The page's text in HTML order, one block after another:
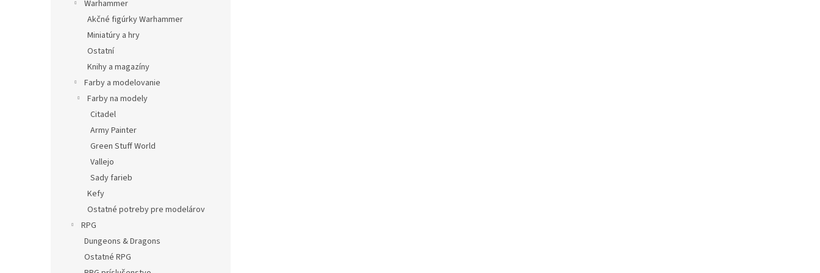
Warhammer
Akčné figúrky Warhammer
Miniatúry a hry
Ostatní
Knihy a magazíny
Farby a modelovanie
Farby na modely
Citadel
Army Painter
Green Stuff World
Vallejo
Sady farieb
Kefy
Ostatné potreby pre modelárov
RPG
Dungeons & Dragons
Ostatné RPG